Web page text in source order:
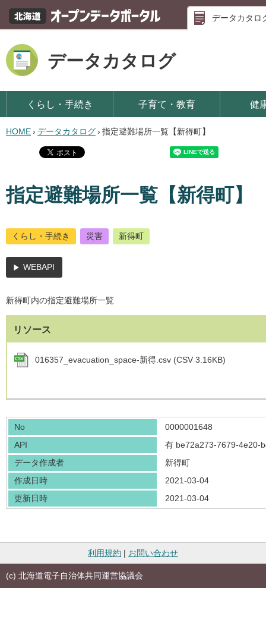
データカタロ
データカタログ
くらし・手続き 子育て・教育 健
HOME› データカタログ› 指定避難場所一覧【新得町】
指定避難場所一覧【新得町】
くらし・手続き 災害 新得町
WEBAPI
新得町内の指定避難場所一覧
リソース
016357_evacuation_space-新得.csv (CSV 3.16KB)
No
0000001648
API
有 be72a273-7679-4e20-
データ作成者
新得町
作成日時
2021-03-04
更新日時
2021-03-04
利用規約 | お問い合わせ
(c) 北海道電子自治体共同運営協議会